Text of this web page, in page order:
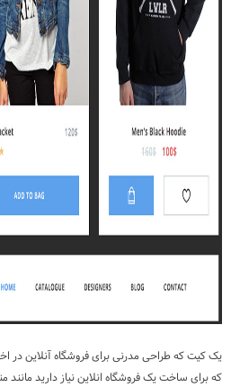
یک کیت که طراحی مدرنی برای فروشگاه آنلاین در
که برای ساخت یک فروشگاه انلاین نیاز دارید مانند